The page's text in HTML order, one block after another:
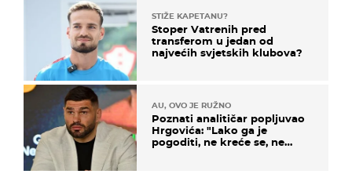
STIŽE KAPETANU?
Stoper Vatrenih pred
transferom u jedan od
najvećih svjetskih klubova?
AU, OVO JE RUŽNO
Poznati analitičar popljuvao
Hrgovića: "Lako ga je
pogoditi, ne kreće se, ne